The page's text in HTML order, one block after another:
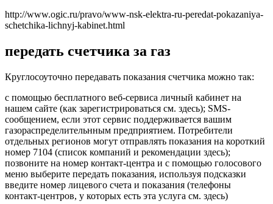
http://www.ogic.ru/pravo/www-nsk-elektra-ru-peredat-pokazaniya-
schetchika-lichnyj-kabinet.html
передать счетчика за газ
Круглосоуточно передавать показания счетчика можно так:
с помощью бесплатного веб-сервиса личный кабинет на
нашем сайте (как зарегистрироваться см. здесь); SMS-
сообщением, если этот сервис поддерживается вашим
газораспределительнным предприятием. Потребители
отдельных регионов могут отправлять показания на короткий
номер 7104 (список компаний и рекомендации здесь);
позвоните на номер контакт-центра и с помощью голосового
меню выберите передать показания, используя подсказки
введите номер лицевого счета и показания (телефоны
контакт-центров, у которых есть эта услуга см. здесь)